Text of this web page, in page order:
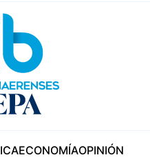
ECONOMÍAOPINIÓN